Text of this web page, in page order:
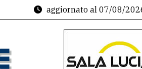
aggiornato al 07/08/